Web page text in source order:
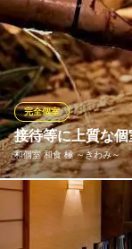
豆腐懐石・和食
地下鉄銀座線上
東京都台東区上野1-
お食事、お酒ととも
皿料理12～15品は
温かく優しい味の
ます。 貸切も可能
を心よりお待ちして
※こちらは夜のみのこだわり
おばんざい 心
湯島 小料理 女将
地下鉄千代田線
東京都文京区湯島3-
接待等に上質な
和個室 和食 極 ～きわみ～
完全個室
風情ある完全個室
会、記念日等のご利
利用可能な個室が